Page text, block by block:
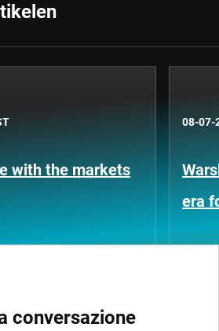
with the markets
08-07-
era
conversazione